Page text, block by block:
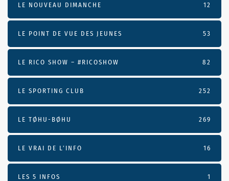
LE NOUVEAU DIMANCHE 12
LE POINT DE VUE DES JEUNES 53
LE RICO SHOW – #RICOSHOW 82
LE SPORTING CLUB 252
LE TØHU-BØHU 269
LE VRAI DE L’INFO 16
LES 5 INFOS 1